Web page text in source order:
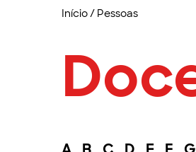
Início/ Pessoas